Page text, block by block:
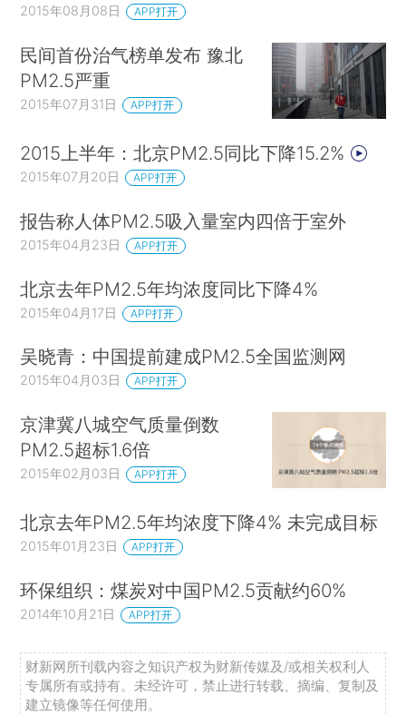
2015年08月08日 APP打开
民间首份治气榜单发布 豫北
PM2.5严重
2015年07月31日 APP打开
2015上半年：北京PM2.5同比下降15.2%
2015年07月20日 APP打开
报告称人体PM2.5吸入量室内四倍于室外
2015年04月23日 APP打开
北京去年PM2.5年均浓度同比下降4%
2015年04月17日 APP打开
吴晓青：中国提前建成PM2.5全国监测网
2015年04月03日 APP打开
京津冀八城空气质量倒数
PM2.5超标1.6倍
2015年02月03日 APP打开
北京去年PM2.5年均浓度下降4% 未完成目标
2015年01月23日 APP打开
环保组织：煤炭对中国PM2.5贡献约60%
2014年10月21日 APP打开
财新网所刊载内容之知识产权为财新传媒及/或相关权利人
专属所有或持有。未经许可，禁止进行转载、摘编、复制及
建立镜像等任何使用。